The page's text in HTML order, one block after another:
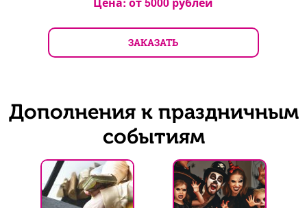
ЗАКАЗАТЬ
Дополнения к праздничным
событиям